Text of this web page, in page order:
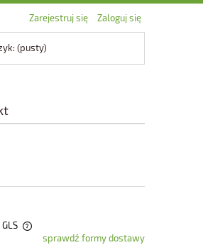
Zarejestruj się Zaloguj się
(pusty)
sprawdź formy dostawy